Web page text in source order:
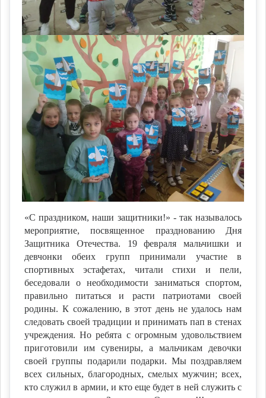
«С праздником, наши защитники!» - так называлось
мероприятие, посвященное празднованию Дня
Защитника Отечества. 19 февраля мальчишки и
девчонки обеих групп принимали участие в
спортивных эстафетах, читали стихи и пели,
беседовали о необходимости заниматься спортом,
правильно питаться и расти патриотами своей
родины. К сожалению, в этот день не удалось нам
следовать своей традиции и принимать пап в стенах
учреждения. Но ребята с огромным удовольствием
приготовили им сувениры, а мальчикам девочки
своей группы подарили подарки. Мы поздравляем
всех сильных, благородных, смелых мужчин; всех,
кто служил в армии, и кто еще будет в ней служить с